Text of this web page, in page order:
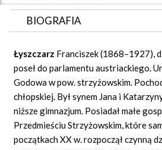
BIOGRAFIA
ZDJĘCIA (1)
GRAF POWIĄZAŃ
DYSKUSJA
Mapa
Łyszczarz Franciszek (1868–1927),
poseł do parlamentu austriackiego.
Godowa w pow. strzyżowskim.
chłopskiej. Był synem Jana i
niższe gimnazjum. Posiadał małe
Przedmieściu Strzyżowskim, które
początkach XX w. rozpoczął czynną